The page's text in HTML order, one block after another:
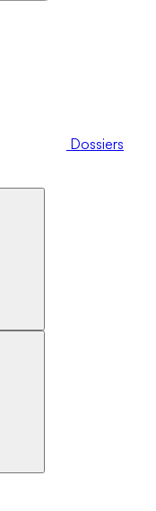
Dossiers